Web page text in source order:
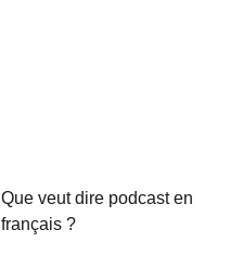
Que veut dire podcast en
français ?